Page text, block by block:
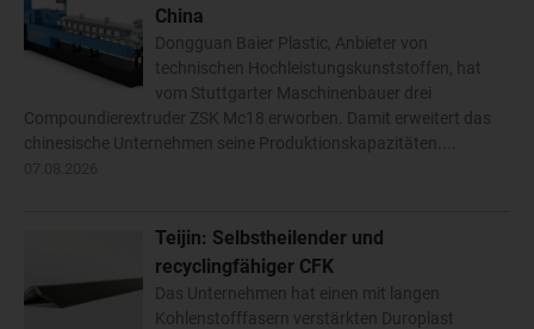
China
Dongguan Baier Plastic, Anbieter von
technischen Hochleistungskunststoffen, hat
vom Stuttgarter Maschinenbauer drei
Compoundierextruder ZSK Mc18 erworben. Damit erweitert das
chinesische Unternehmen seine Produktionskapazitäten....
Teijin: Selbstheilender und
recyclingfähiger CFK
Das Unternehmen hat einen mit langen
Kohlenstofffasern verstärkten Duroplast